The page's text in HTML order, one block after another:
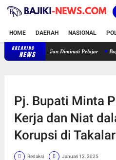
HOME DAERAH NASIONAL
BREAKING
NEWS Latihan Karate Lemkari di
Pj. Bupati Minta
Kerja dan Niat
Korupsi di Takalar
Redaksi Januari 12, 2025